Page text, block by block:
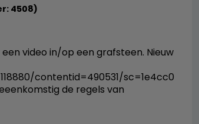
4508)
video in/op een grafsteen. Nieuw
contentid=490531/sc=1e4cc0
de regels van